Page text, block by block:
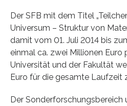
Der SFB mit dem Titel
Universum – Struktur von
damit vom 01. Juli 2014 bis
einmal ca. zwei Millionen Euro
Universität und der Fakultät
Euro für die gesamte Laufzeit
Der Sonderforschungsbereich